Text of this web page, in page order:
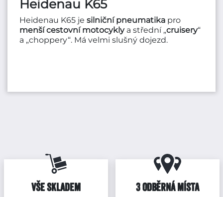
Heidenau K65
Heidenau K65 je silniční pneumatika pro
menší cestovní motocyklya střední „cruisery“
a „choppery“. Má velmi slušný dojezd.
VŠE SKLADEM 3 ODBĚRNÁ MÍSTA